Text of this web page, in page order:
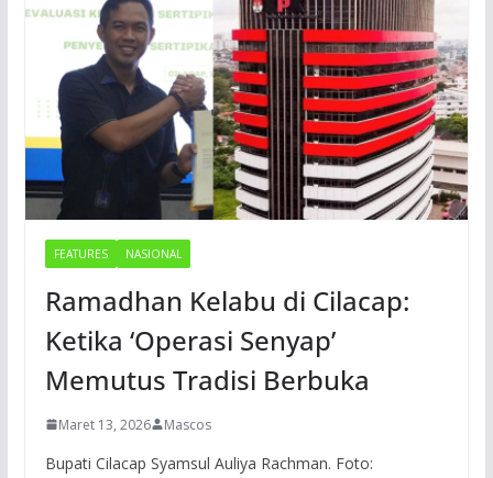
FEATURES NASIONAL
Ramadhan Kelabu di Cilacap:
Ketika ‘Operasi Senyap’
Memutus Tradisi Berbuka
Maret 13, 2026 Mascos
Bupati Cilacap Syamsul Auliya Rachman. Foto: